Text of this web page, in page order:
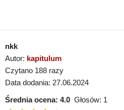
nkk
Autor: kapitulum
Czytano 188 razy
Data dodania: 27.06.2024
Średnia ocena: 4.0 Głosów: 1